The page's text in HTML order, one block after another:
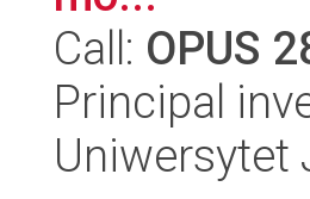
Call: OPUS
Principal
Uniwersytet